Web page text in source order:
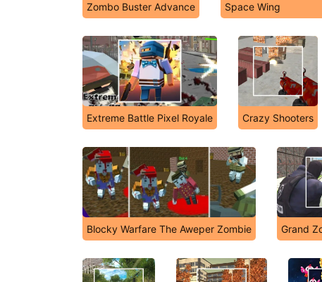
Zombo Buster Advance Space Wing
Extreme Battle Pixel Royale Crazy Shooters
Blocky Warfare The Aweper Zombie Grand